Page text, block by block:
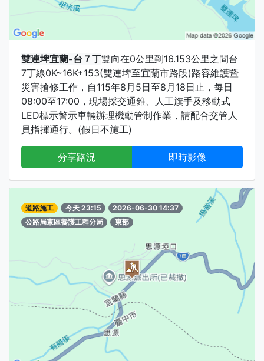
雙連埤宜蘭-台７丁雙向在0公里到16.153公里之間台
7丁線0K~16K+153(雙連埤至宜蘭市路段)路容維護暨
災害搶修工作，自115年8月5日至8月18日止，每日
08:00至17:00，現場採交通錐、人工旗手及移動式
LED標示警示車輛辦理機動管制作業，請配合交管人
員指揮通行。(假日不施工)
分享路況 即時影像
道路施工 今天 23:15
2026-06-30 14:37
公路局東區養護工程分局
東部